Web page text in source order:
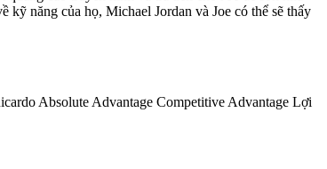
năng của họ, Michael Jordan và Joe có thể sẽ thấy
Absolute Advantage Competitive Advantage Lợi